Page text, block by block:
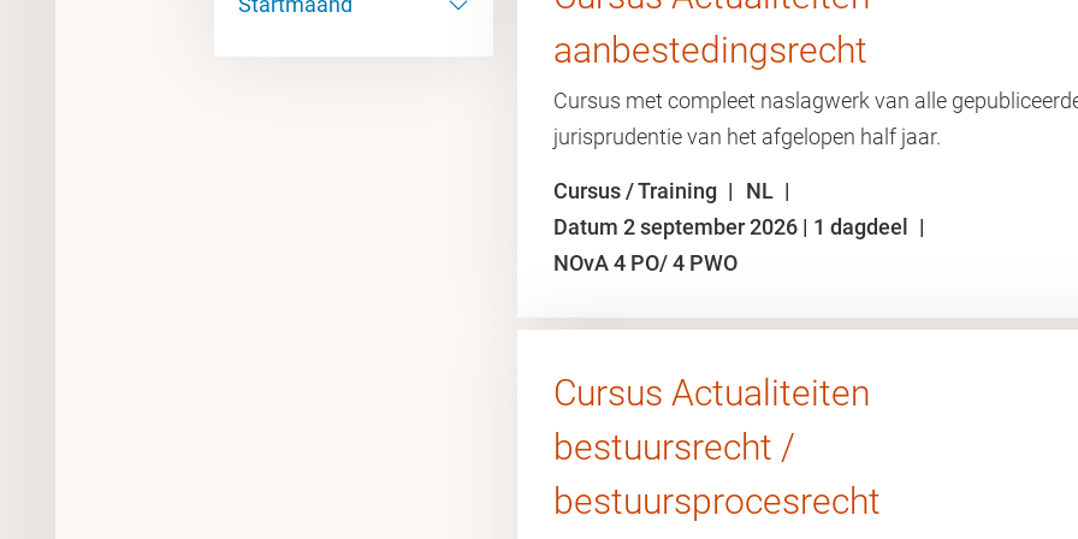
aanbestedingsrecht
Cursus met compleet naslagwerk van alle
jurisprudentie van het afgelopen half jaar.
Cursus / Training
NL
Datum 2 september 2026 | 1 dagdeel
NOvA 4 PO/ 4 PWO
Cursus Actualiteiten
bestuursrecht /
bestuursprocesrecht